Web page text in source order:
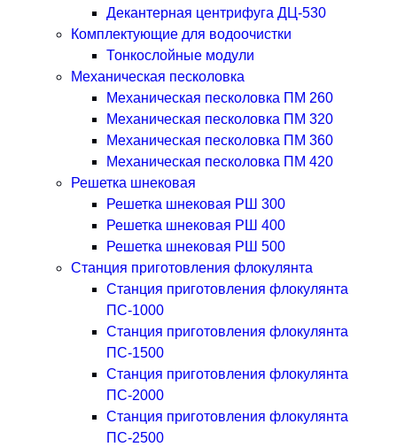
Декантерная центрифуга ДЦ-530
Комплектующие для водоочистки
Тонкослойные модули
Механическая песколовка
Механическая песколовка ПM 260
Механическая песколовка ПM 320
Механическая песколовка ПM 360
Механическая песколовка ПM 420
Решетка шнековая
Решетка шнековая РШ 300
Решетка шнековая РШ 400
Решетка шнековая РШ 500
Станция приготовления флокулянта
Станция приготовления флокулянта
ПС-1000
Станция приготовления флокулянта
ПС-1500
Станция приготовления флокулянта
ПС-2000
Станция приготовления флокулянта
ПС-2500